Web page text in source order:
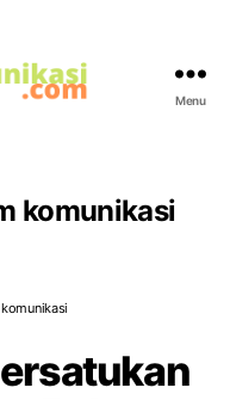
Menu
komunikasi